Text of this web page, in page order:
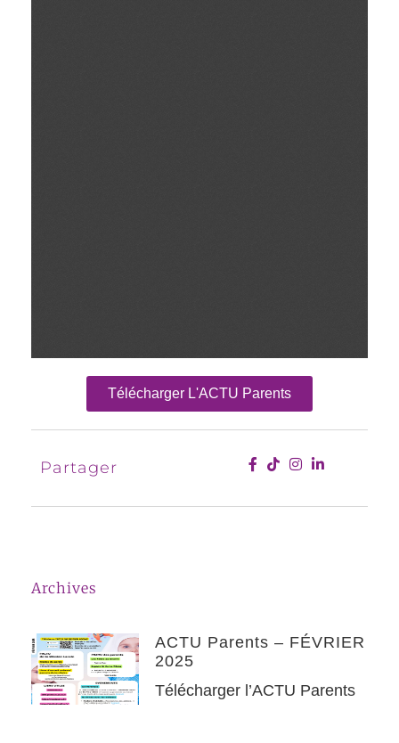
Télécharger L'ACTU Parents
Partager
Archives
ACTU Parents – FÉVRIER
2025
Télécharger l’ACTU Parents